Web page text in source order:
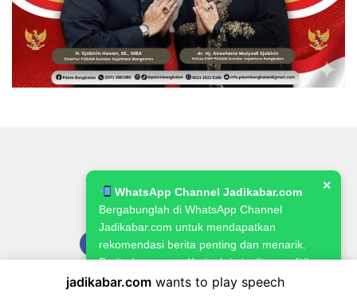
Pedoman Media Siber Kode Etik Jurnalistik
jadikabar.com wants to play speech
WhatsApp Channel Jadikabar.com
Bergabunglah di WhatsApp Channel
Jadikabar.com untuk mendapatkan
rekomendasi berita penting dan menarik.
Berita Lowongan Kerja, kriminalitas, politik,
pemerintahan, pertanian & ketahanan
✕